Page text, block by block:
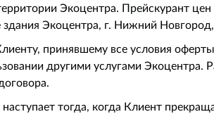
Экоцентра. Прейскурант
Экоцентра, г. Нижний Новгород,
принявшему все условия
другими услугами Экоцентра.
тогда, когда Клиент